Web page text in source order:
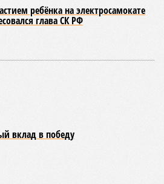
увеличить число малых
до 150, а также довести
инновационного центра «Сколково»
разнится по отраслям. Наиболее
производства, связанные с
комплексом, беспилотниками, а
и химическая
время в других гражданских
со снижением спроса,